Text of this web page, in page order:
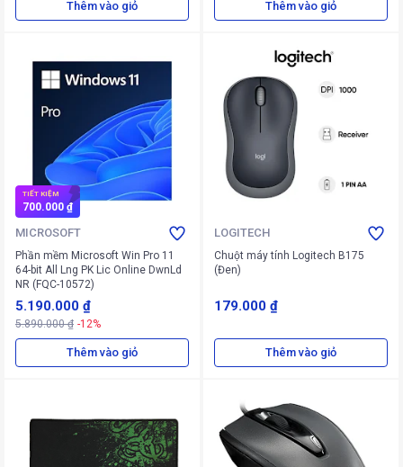
Thêm vào giỏ Thêm vào giỏ
TIẾT KIỆM
700.000 ₫
MICROSOFT
Phần mềm Microsoft Win Pro 11
64-bit All Lng PK Lic Online DwnLd
NR (FQC-10572)
5.190.000 ₫
5.890.000 ₫ -12%
Thêm vào giỏ
LOGITECH
Chuột máy tính Logitech B175
(Đen)
179.000 ₫
Thêm vào giỏ